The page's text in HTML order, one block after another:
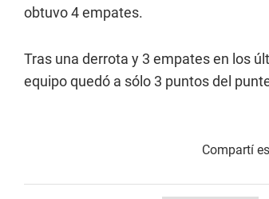
obtuvo 4 empates.
Tras una derrota y 3 empates en los
equipo quedó a sólo 3 puntos del